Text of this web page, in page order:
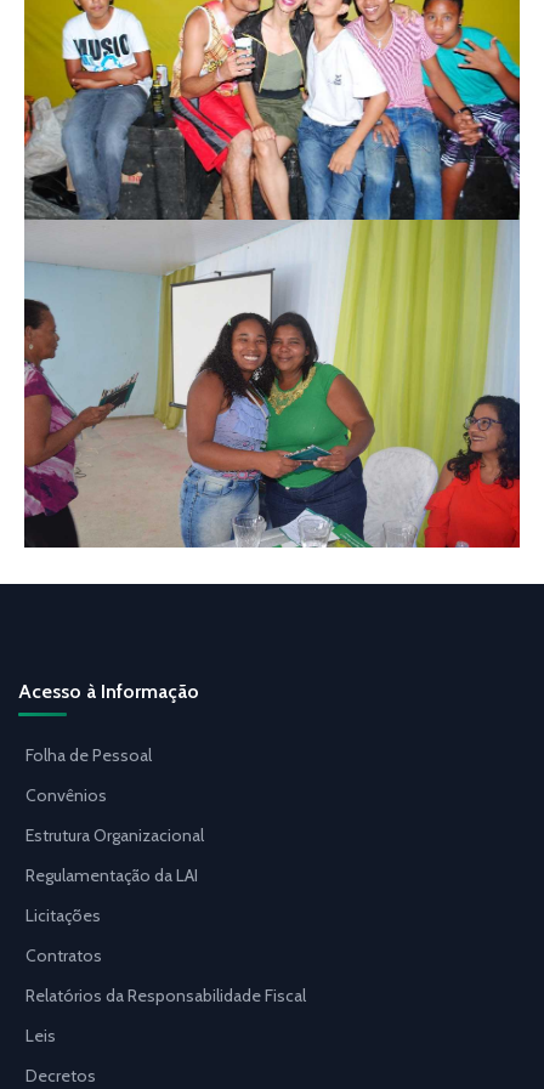
Acesso à Informação
Folha de Pessoal
Convênios
Estrutura Organizacional
Regulamentação da LAI
Licitações
Contratos
Relatórios da Responsabilidade Fiscal
Leis
Decretos